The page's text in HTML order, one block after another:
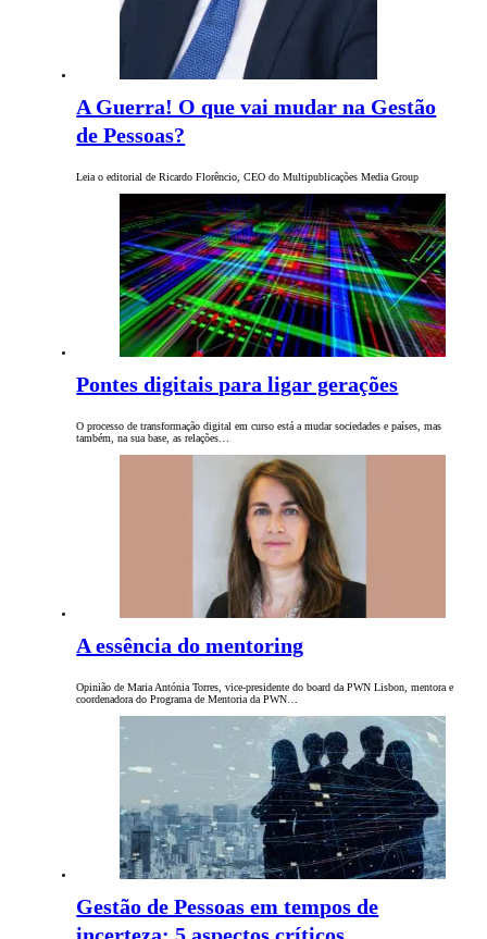
A Guerra! O que vai mudar na Gestão
de Pessoas?
Leia o editorial de Ricardo Florêncio, CEO do Multipublicações Media Group
Pontes digitais para ligar gerações
O processo de transformação digital em curso está a mudar sociedades e países, mas
também, na sua base, as relações…
A essência do mentoring
Opinião de Maria Antónia Torres, vice-presidente do board da PWN Lisbon, mentora e
coordenadora do Programa de Mentoria da PWN…
Gestão de Pessoas em tempos de